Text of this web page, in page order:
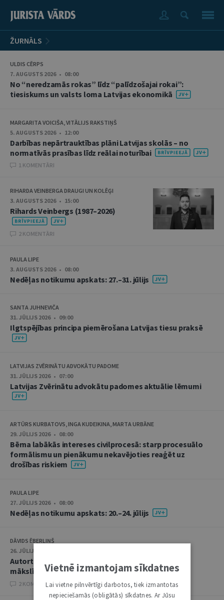
ŽURNĀLS
ULDIS CĒRPS
7. AUGUSTS 2026 • 08:00
No “neredzamās rokas” līdz “palīdzošajai rokai”:
tiesiskums un valsts loma Latvijas ekonomikā
MARGARITA VOICIŠA, VITĀLIJS RAKSTIŅŠ
5. AUGUSTS 2026 • 12:00
Darbības nepārtrauktības plāni Latvijas skolās – no
normatīvās prasības līdz reālai noturībai
1 KOMENTĀRI
RIHARDA VEINBERGA DRAUGI UN KOLĒĢI
3. AUGUSTS 2026 • 15:00
Rihards Veinbergs (1987–2026)
2 KOMENTĀRI
PAULA LIPE
3. AUGUSTS 2026 • 08:00
Nedēļas notikumu apskats: 27.–31. jūlijs
SANTA JUHNEVIČA
31. JŪLIJS 2026 • 09:00
Ilgtspējības principa piemērošana Latvijas tiesu praksē
LATVIJAS ZVĒRINĀTU ADVOKĀTU PADOME
31. JŪLIJS 2026 • 07:00
Latvijas Zvērinātu advokātu padomes aktuālie lēmumi
ARTŪRS KURBATOVS, INGA KUDEIKINA, MARTA URBĀNE
29. JŪLIJS 2026 • 08:00
Bērna labākās intereses civilprocesā: starp procesuālo
formālismu un pienākumu nekavējoties reaģēt uz
drošības riskiem
PAULA LIPE
27. JŪLIJS 2026 • 08:00
Nedēļas notikumu apskats: 20.–24. jūlijs
DĀVIDS ĒBERLIŅŠ
26. JŪLIJS 2026 • 08:00
Autortiesību subjekta un objekta juridiskie aspekti
mākslīgā intelekta kontekstā
2 KOMENTĀRI
Vietnē izmantojam sīkdatnes
Lai vietne pilnvērtīgi darbotos, tiek izmantotas
nepieciešamās (obligātās) sīkdatnes. Ar Jūsu